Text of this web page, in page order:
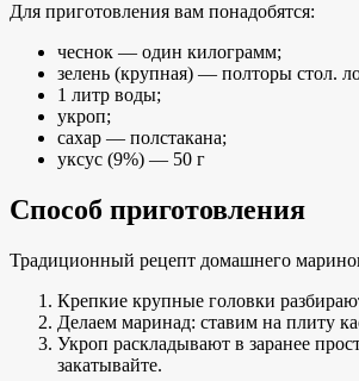
Для приготовления вам понадобятся:
чеснок — один килограмм;
зелень (крупная) — полторы стол.
1 литр воды;
укроп;
сахар — полстакана;
уксус (9%) — 50 г
Способ приготовления
Традиционный рецепт домашнего
Крепкие крупные головки
Делаем маринад: ставим на плиту
Укроп раскладывают в заранее
закатывайте.